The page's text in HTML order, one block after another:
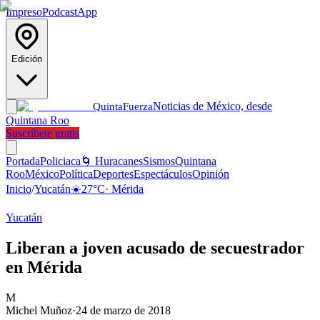
ImpresoPodcastApp
Edición
QuintaFuerzaNoticias de México, desde
Quintana Roo
Suscríbete gratis
PortadaPoliciaca 🌀 HuracanesSismosQuintana
RooMéxicoPolíticaDeportesEspectáculosOpinión
Inicio/Yucatán☀️27°C· Mérida
Yucatán
Liberan a joven acusado de secuestrador
en Mérida
M
Michel Muñoz·24 de marzo de 2018